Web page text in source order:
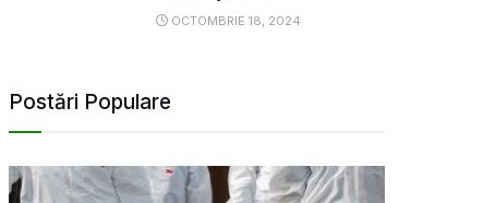
OCTOMBRIE 18, 2024
Postări Populare